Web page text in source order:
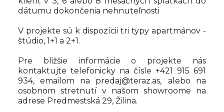
dátumu dokončenia nehnuteľnosti
V projekte sú k dispozícii tri typy apartmánov -
štúdio, 1+1 a 2+1.
Pre bližšie informácie o projekte nás
kontaktujte telefonicky na čísle +421 915 691
934, emailom na predaj@teraz.as, alebo na
osobnom stretnutí v našom showroome na
adrese Predmestská 29, Žilina.